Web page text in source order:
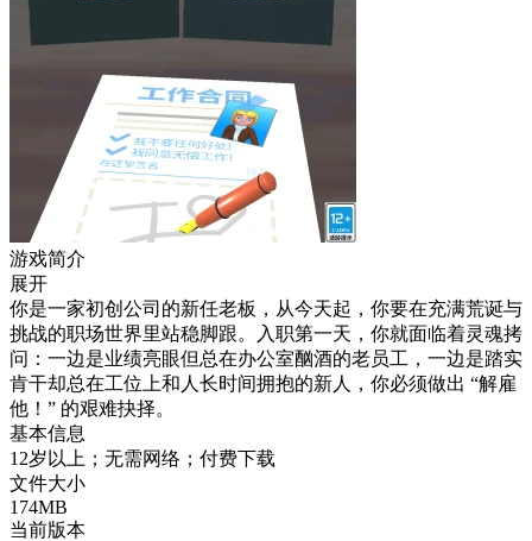
游戏简介
展开
你是一家初创公司的新任老板，从今天起，你要在充满荒诞与
挑战的职场世界里站稳脚跟。入职第一天，你就面临着灵魂拷
问：一边是业绩亮眼但总在办公室酗酒的老员工，一边是踏实
肯干却总在工位上和人长时间拥抱的新人，你必须做出 “解雇
他！” 的艰难抉择。
基本信息
12岁以上；无需网络；付费下载
文件大小
174MB
当前版本